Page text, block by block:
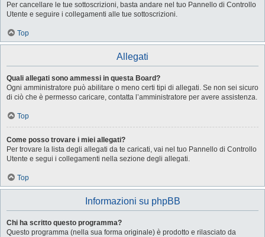
Per cancellare le tue sottoscrizioni, basta andare nel tuo Pannello di Controllo
Utente e seguire i collegamenti alle tue sottoscrizioni.
Top
Allegati
Quali allegati sono ammessi in questa Board?
Ogni amministratore può abilitare o meno certi tipi di allegati. Se non sei sicuro
di ciò che è permesso caricare, contatta l’amministratore per avere assistenza.
Top
Come posso trovare i miei allegati?
Per trovare la lista degli allegati da te caricati, vai nel tuo Pannello di Controllo
Utente e segui i collegamenti nella sezione degli allegati.
Top
Informazioni su phpBB
Chi ha scritto questo programma?
Questo programma (nella sua forma originale) è prodotto e rilasciato da